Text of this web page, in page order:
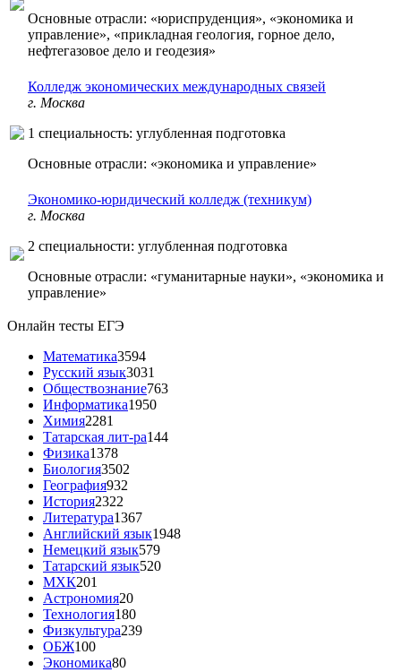
Основные отрасли: «юриспруденция», «экономика и
управление», «прикладная геология, горное дело,
нефтегазовое дело и геодезия»
Колледж экономических международных связей
г. Москва
1 специальность: углубленная подготовка
Основные отрасли: «экономика и управление»
Экономико-юридический колледж (техникум)
г. Москва
2 специальности: углубленная подготовка
Основные отрасли: «гуманитарные науки», «экономика и
управление»
Онлайн тесты ЕГЭ
Математика3594
Русский язык3031
Обществознание763
Информатика1950
Химия2281
Татарская лит-ра144
Физика1378
Биология3502
География932
История2322
Литература1367
Английский язык1948
Немецкий язык579
Татарский язык520
МХК201
Астрономия20
Технология180
Физкультура239
ОБЖ100
Экономика80